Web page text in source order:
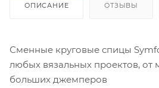
ОПИСАНИЕ ОТЗЫВЫ
Сменные круговые спицы
любых вязальных проектов, от
больших джемперов